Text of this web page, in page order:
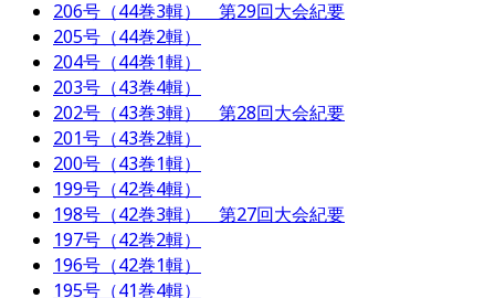
206号（44巻3輯） 第29回大会紀要
205号（44巻2輯）
204号（44巻1輯）
203号（43巻4輯）
202号（43巻3輯） 第28回大会紀要
201号（43巻2輯）
200号（43巻1輯）
199号（42巻4輯）
198号（42巻3輯） 第27回大会紀要
197号（42巻2輯）
196号（42巻1輯）
195号（41巻4輯）